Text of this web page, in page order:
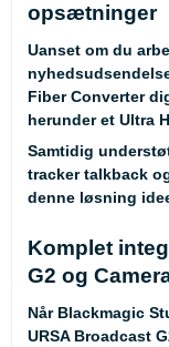
opsætninger
Uanset om du
Fiber Converter
herunder et Ultra
Samtidig
tracker talkback
denne løsning
Komplet
G2 og
Når Blackmagic
URSA Broadcast